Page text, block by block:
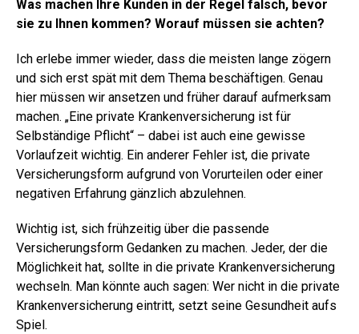
Was machen Ihre Kunden in der Regel falsch, bevor
sie zu Ihnen kommen? Worauf müssen sie achten?
Ich erlebe immer wieder, dass die meisten lange zögern
und sich erst spät mit dem Thema beschäftigen. Genau
hier müssen wir ansetzen und früher darauf aufmerksam
machen. „Eine private Krankenversicherung ist für
Selbständige Pflicht“ – dabei ist auch eine gewisse
Vorlaufzeit wichtig. Ein anderer Fehler ist, die private
Versicherungsform aufgrund von Vorurteilen oder einer
negativen Erfahrung gänzlich abzulehnen.
Wichtig ist, sich frühzeitig über die passende
Versicherungsform Gedanken zu machen. Jeder, der die
Möglichkeit hat, sollte in die private Krankenversicherung
wechseln. Man könnte auch sagen: Wer nicht in die private
Krankenversicherung eintritt, setzt seine Gesundheit aufs
Spiel.